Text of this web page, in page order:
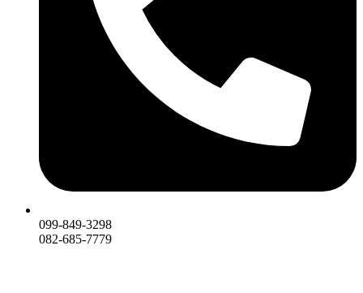
099-849-3298
082-685-7779